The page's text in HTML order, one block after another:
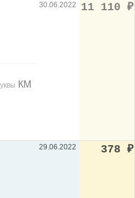
КМ
30.06.2022 11 110 ₽
29.06.2022 378 ₽